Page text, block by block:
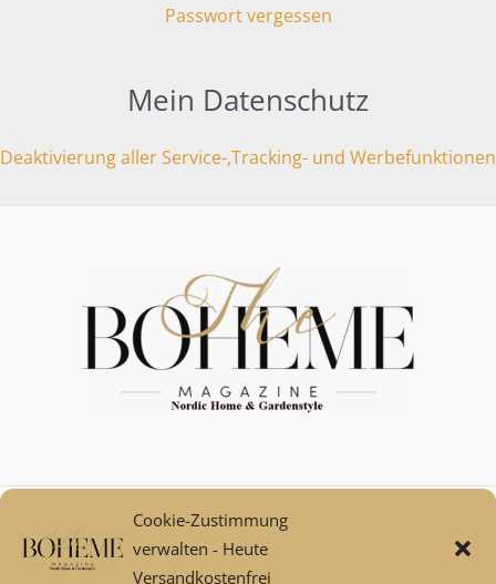
Cookie-Zustimmung
verwalten - Heute
Versandkostenfrei
Passwort vergessen
Mein Datenschutz
Deaktivierung aller Service-,Tracking- und Werbefunktionen
Mein Konto
Zahlungsarten